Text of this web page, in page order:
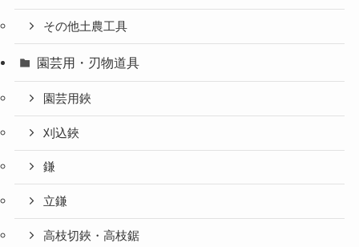
その他土農工具
園芸用・刃物道具
園芸用鋏
刈込鋏
鎌
立鎌
高枝切鋏・高枝鋸